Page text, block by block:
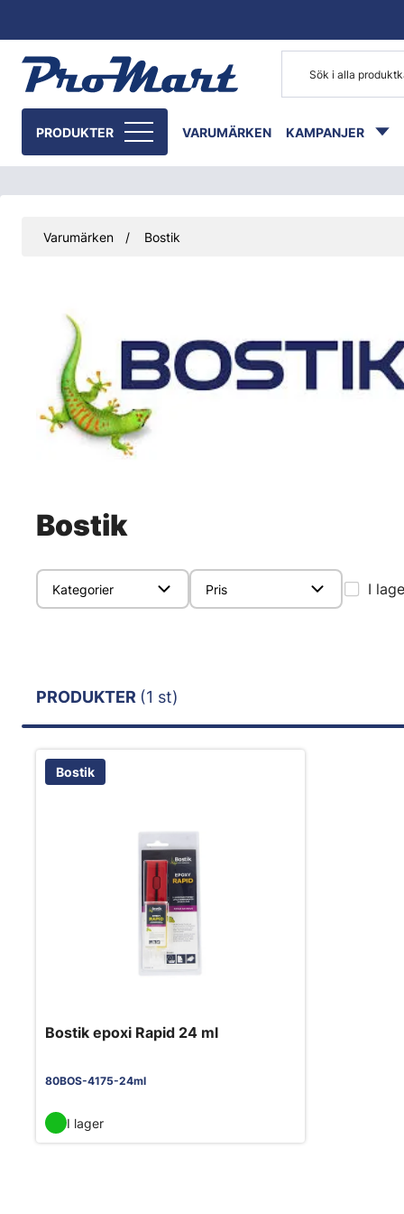
PRODUKTER VARUMÄRKEN KAMPANJER
Varumärken Bostik
Bostik
Kategorier Pris I
PRODUKTER (1 st)
Bostik
Bostik epoxi Rapid 24 ml
80BOS-4175-24ml
I lager